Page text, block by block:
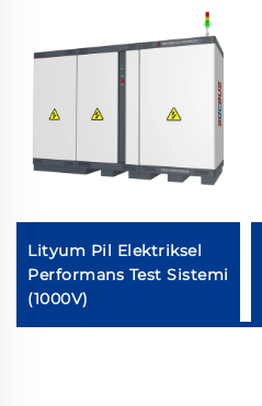
Lityum Pil Elektriksel
Performans Test Sistemi
(1000V)